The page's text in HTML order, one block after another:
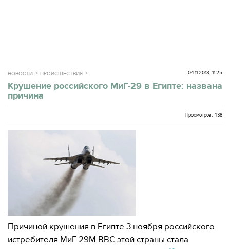
НОВОСТИ ПРОИСШЕСТВИЯ 04.11.2018, 11:25
Крушение российского МиГ-29 в Египте: названа
причина
Просмотров: 138
Причиной крушения в Египте 3 ноября российского
истребителя МиГ-29М ВВС этой страны стала